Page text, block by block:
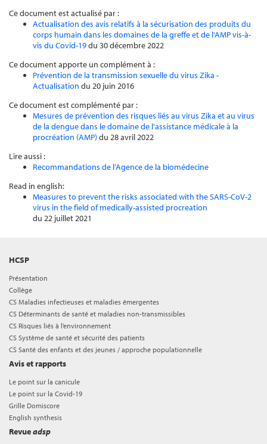
Ce document est actualisé par :
Actualisation des avis relatifs à la sécurisation des produits du
corps humain dans les domaines de la greffe et de l'AMP vis-à-
vis du Covid-19du 30 décembre 2022
Ce document apporte un complément à :
Prévention de la transmission sexuelle du virus Zika -
Actualisation du 20 juin 2016
Ce document est complémenté par :
Mesures de prévention des risques liés au virus Zika et au virus
de la dengue dans le domaine de l’assistance médicale à la
procréation (AMP) du 28 avril 2022
Lire aussi :
Recommandations de l’Agence de la biomédecine
Read in english:
Measures to prevent the risks associated with the SARS-CoV-2
virus in the field of medically-assisted procreation
du 22 juillet 2021
HCSP
Présentation
Collège
CS Maladies infectieuses et maladies émergentes
CS Déterminants de santé et maladies non-transmissibles
CS Risques liés à l’environnement
CS Système de santé et sécurité des patients
CS Santé des enfants et des jeunes / approche populationnelle
Avis et rapports
Le point sur la canicule
Le point sur la Covid-19
Grille Domiscore
English synthesis
Revueadsp